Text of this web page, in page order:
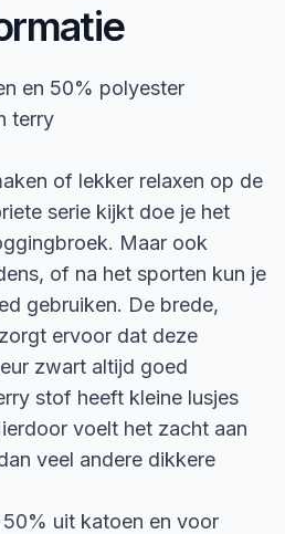
en 50% polyester
terry
of lekker relaxen op de
serie kijkt doe je het
Maar ook
of na het sporten kun je
gebruiken. De brede,
ervoor dat deze
zwart altijd goed
stof heeft kleine lusjes
voelt het zacht aan
veel andere dikkere
uit katoen en voor